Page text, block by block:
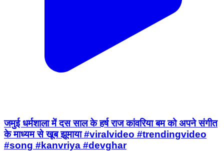
जमुई धर्मशाला में दस साल के हर्ष राज कांवरिया बम को अपने संगीत
के माध्यम से खूब झूमाया #viralvideo #trendingvideo
#song #kanvriya #devghar